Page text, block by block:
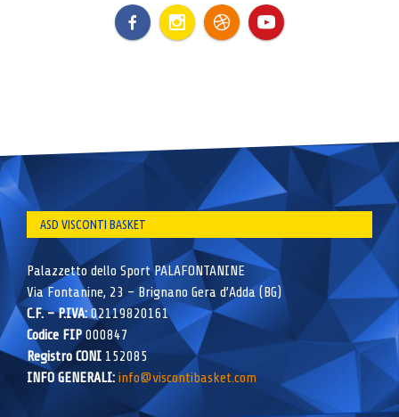
ASD VISCONTI BASKET
Palazzetto dello Sport PALAFONTANINE
Via Fontanine, 23 – Brignano Gera d’Adda (BG)
C.F. – P.IVA: 02119820161
Codice FIP000847
Registro CONI 152085
INFO GENERALI: info@viscontibasket.com